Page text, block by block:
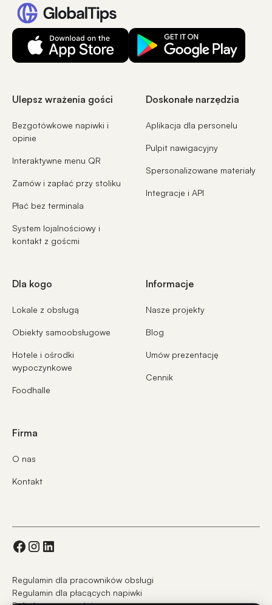
Ulepsz wrażenia gości
Bezgotówkowe napiwki i
opinie
Interaktywne menu QR
Zamów i zapłać przy stoliku
Płać bez terminala
System lojalnościowy i
kontakt z goścmi
Doskonałe narzędzia
Aplikacja dla personelu
Pulpit nawigacyjny
Spersonalizowane materiały
Integracje i API
Dla kogo
Lokale z obsługą
Obiekty samoobsługowe
Hotele i ośrodki
wypoczynkowe
Foodhalle
Informacje
Nasze projekty
Blog
Umów prezentację
Cennik
Firma
O nas
Kontakt
Regulamin dla pracowników obsługi
Regulamin dla płacących napiwki